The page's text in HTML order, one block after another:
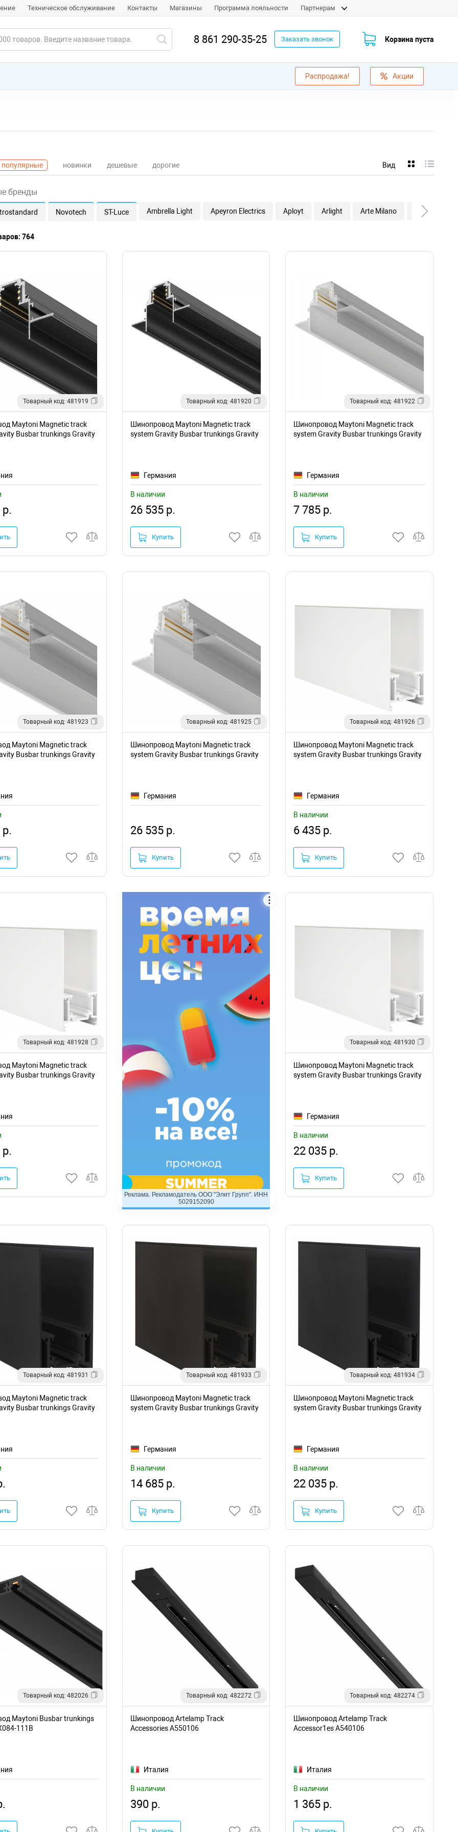
Техническое обслуживание Контакты Магазины Программа лояльности Партнерам
8 861 290-35-25 Заказать звонок Корзина пуста
Распродажа! Акции
популярные новинки дешевые дорогие Вид
бренды
Novotech ST-Luce Ambrella Light Apeyron Electrics Aployt Arlight Arte Milano Artelamp
764
Товарный код: 481919
Maytoni Magnetic track
Busbar trunkings Gravity
Товарный код: 481920
Шинопровод Maytoni Magnetic track
system Gravity Busbar trunkings Gravity
Германия
В наличии
26 535 р.
Купить
Товарный код: 481922
Шинопровод Maytoni Magnetic track
system Gravity Busbar trunkings Gravity
Германия
В наличии
7 785 р.
Купить
Товарный код: 481923
Maytoni Magnetic track
Busbar trunkings Gravity
Товарный код: 481925
Шинопровод Maytoni Magnetic track
system Gravity Busbar trunkings Gravity
Германия
26 535 р.
Купить
Товарный код: 481926
Шинопровод Maytoni Magnetic track
system Gravity Busbar trunkings Gravity
Германия
В наличии
6 435 р.
Купить
Товарный код: 481928
Maytoni Magnetic track
Busbar trunkings Gravity
Реклама. Рекламодатель ООО "Элит Групп". ИНН
5029152090
Товарный код: 481930
Шинопровод Maytoni Magnetic track
system Gravity Busbar trunkings Gravity
Германия
В наличии
22 035 р.
Купить
Товарный код: 481931
Maytoni Magnetic track
Busbar trunkings Gravity
Товарный код: 481933
Шинопровод Maytoni Magnetic track
system Gravity Busbar trunkings Gravity
Германия
В наличии
14 685 р.
Купить
Товарный код: 481934
Шинопровод Maytoni Magnetic track
system Gravity Busbar trunkings Gravity
Германия
В наличии
22 035 р.
Купить
Товарный код: 482026
Maytoni Busbar trunkings
111B
Товарный код: 482272
Шинопровод Artelamp Track
Accessories A550106
Италия
В наличии
390 р.
Товарный код: 482274
Шинопровод Artelamp Track
Accessor1es A540106
Италия
В наличии
1 365 р.